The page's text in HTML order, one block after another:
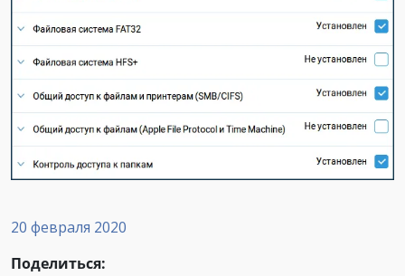
20 февраля 2020
Поделиться: